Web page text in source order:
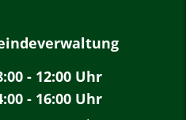
- 12:00Uhr
Von 08:00 bis 12:00
- 16:00Uhr